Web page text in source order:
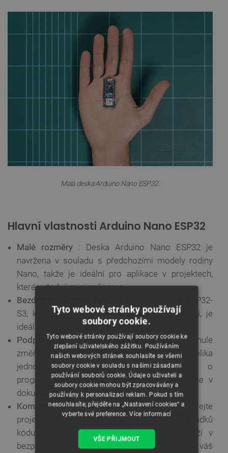
Malá deska Arduino Nano ESP32.
Hlavní vlastnosti Arduino Nano ESP32
Malé rozměry : Deska Arduino Nano ESP32 je
navržena v souladu s předchozími modely rodiny
Nano, takže je ideální pro aplikace v projektech,
které vyžadují minimalismus.
Bezdrátová komunikace
: vybavená čipem ESP32-
S3, který poskytuje WiFi a Bluetooth připojení, je
ideálním řešením pro projekty IoT.
Podpora pro Arduino a MicroPython: plynule
změňte jazyk z Arduina na MicroPython v několika
jednoduchých krocích. Další informace o
programování pomocí MicroPythonu naleznete v
dokumentaci.
Kompatibilní s Arduino IoT Cloud: vytvářejte
projekty IoT rychle a snadno pomocí několika řádků
kódu. Aplikace Arduino IoT Cloud vás udrží v
bezpečí tím, že vám umožní sledovat a ovládat váš
Tyto webové stránky používají
soubory cookie.
Tyto webové stránky používají soubory cookie ke
zlepšení uživatelského zážitku. Používáním
našich webových stránek souhlasíte se všemi
soubory cookie v souladu s našimi zásadami
používání souborů cookie. Údaje o uživateli a
soubory cookie mohou být zpracovávány a
používány k personalizaci reklam. Pokud s tím
nesouhlasíte, přejděte na „Nastavení cookies“ a
vyberte své preference.Více informací
VŠE PŘIJMOUT